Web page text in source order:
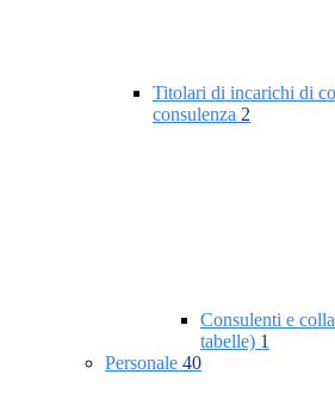
Titolari di incarichi di
consulenza 2
Consulenti e
tabelle) 1
Personale 40